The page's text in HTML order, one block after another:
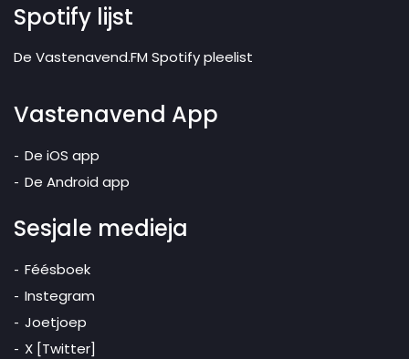
Spotify lijst
De Vastenavend.FM Spotify pleelist
Vastenavend App
De iOS app
De Android app
Sesjale medieja
Féésboek
Instegram
Joetjoep
X [Twitter]